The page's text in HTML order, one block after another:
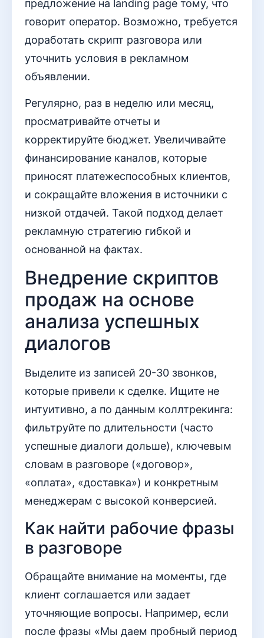
предложение на landing page тому, что
говорит оператор. Возможно, требуется
доработать скрипт разговора или
уточнить условия в рекламном
объявлении.
Регулярно, раз в неделю или месяц,
просматривайте отчеты и
корректируйте бюджет. Увеличивайте
финансирование каналов, которые
приносят платежеспособных клиентов,
и сокращайте вложения в источники с
низкой отдачей. Такой подход делает
рекламную стратегию гибкой и
основанной на фактах.
Внедрение скриптов
продаж на основе
анализа успешных
диалогов
Выделите из записей 20-30 звонков,
которые привели к сделке. Ищите не
интуитивно, а по данным коллтрекинга:
фильтруйте по длительности (часто
успешные диалоги дольше), ключевым
словам в разговоре («договор»,
«оплата», «доставка») и конкретным
менеджерам с высокой конверсией.
Как найти рабочие фразы
в разговоре
Обращайте внимание на моменты, где
клиент соглашается или задает
уточняющие вопросы. Например, если
после фразы «Мы даем пробный период